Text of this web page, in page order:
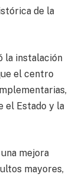
de la
la instalación
el centro
el Estado y la
mejora
mayores,